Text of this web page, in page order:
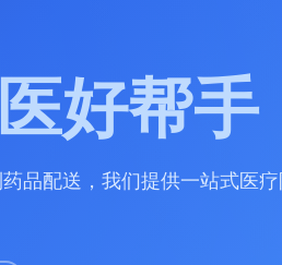
好帮手
品配送，我们提供一站式医